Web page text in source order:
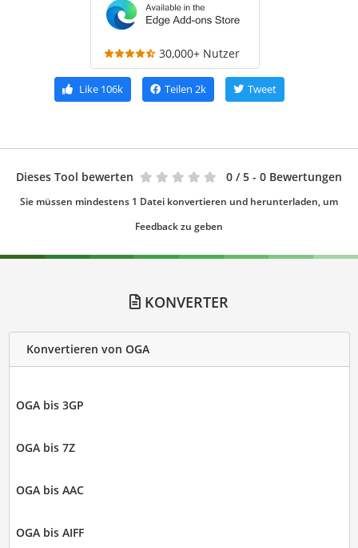
30,000+ Nutzer
Like 106k Teilen 2k Tweet
Dieses Tool bewerten 0 / 5 - 0 Bewertungen
Sie müssen mindestens 1 Datei konvertieren und herunterladen, um
Feedback zu geben
KONVERTER
Konvertieren von OGA
OGA bis 3GP
OGA bis 7Z
OGA bis AAC
OGA bis AIFF